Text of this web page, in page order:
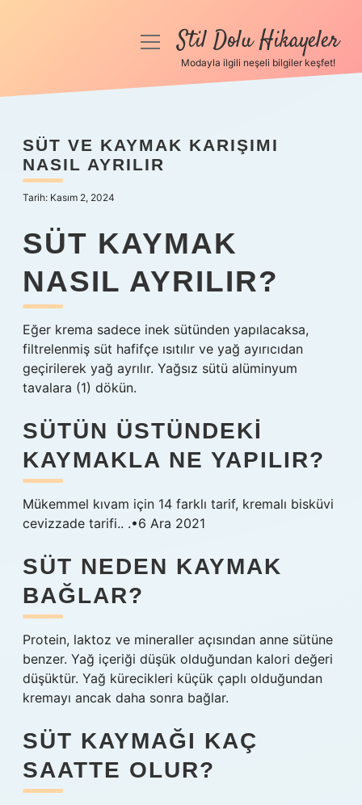
Anasayfa
Yasal Uyarı
Hakkımızda
menüyüStil Dolu Hikayeler
Modayla ilgili neşeli bilgiler keşfet!
SÜT VE KAYMAK KARIŞIMI
NASIL AYRILIR
Tarih: Kasım 2, 2024
SÜT KAYMAK
NASIL AYRILIR?
Eğer krema sadece inek sütünden yapılacaksa,
filtrelenmiş süt hafifçe ısıtılır ve yağ ayırıcıdan
geçirilerek yağ ayrılır. Yağsız sütü alüminyum
tavalara (1) dökün.
SÜTÜN ÜSTÜNDEKI
KAYMAKLA NE YAPILIR?
Mükemmel kıvam için 14 farklı tarif, kremalı bisküvi
cevizzade tarifi.. .•6 Ara 2021
SÜT NEDEN KAYMAK
BAĞLAR?
Protein, laktoz ve mineraller açısından anne sütüne
benzer. Yağ içeriği düşük olduğundan kalori değeri
düşüktür. Yağ kürecikleri küçük çaplı olduğundan
kremayı ancak daha sonra bağlar.
SÜT KAYMAĞI KAÇ
SAATTE OLUR?